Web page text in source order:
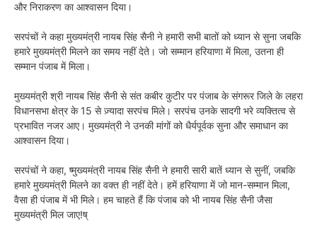
और निराकरण का आश्वासन दिया।
सरपंचों ने कहा मुख्यमंत्री नायब सिंह सैनी ने हमारी सभी बातों को ध्यान से सुना जबकि
हमारे मुख्यमंत्री मिलने का समय नहीं देते। जो सम्मान हरियाणा में मिला, उतना ही
सम्मान पंजाब में मिला।
मुख्यमंत्री श्री नायब सिंह सैनी से संत कबीर कुटीर पर पंजाब के संगरूर जिले के लहरा
विधानसभा क्षेत्र के 15 से ज़्यादा सरपंच मिले। सरपंच उनके सादगी भरे व्यक्तित्व से
प्रभावित नजर आए। मुख्यमंत्री ने उनकी मांगों को धैर्यपूर्वक सुना और समाधान का
आश्वासन दिया।
सरपंचों ने कहा, ष्मुख्यमंत्री नायब सिंह सैनी ने हमारी सारी बातें ध्यान से सुनीं, जबकि
हमारे मुख्यमंत्री मिलने का वक्त ही नहीं देते। हमें हरियाणा में जो मान-सम्मान मिला,
वैसा ही पंजाब में भी मिले। हम चाहते हैं कि पंजाब को भी नायब सिंह सैनी जैसा
मुख्यमंत्री मिल जाए!ष्